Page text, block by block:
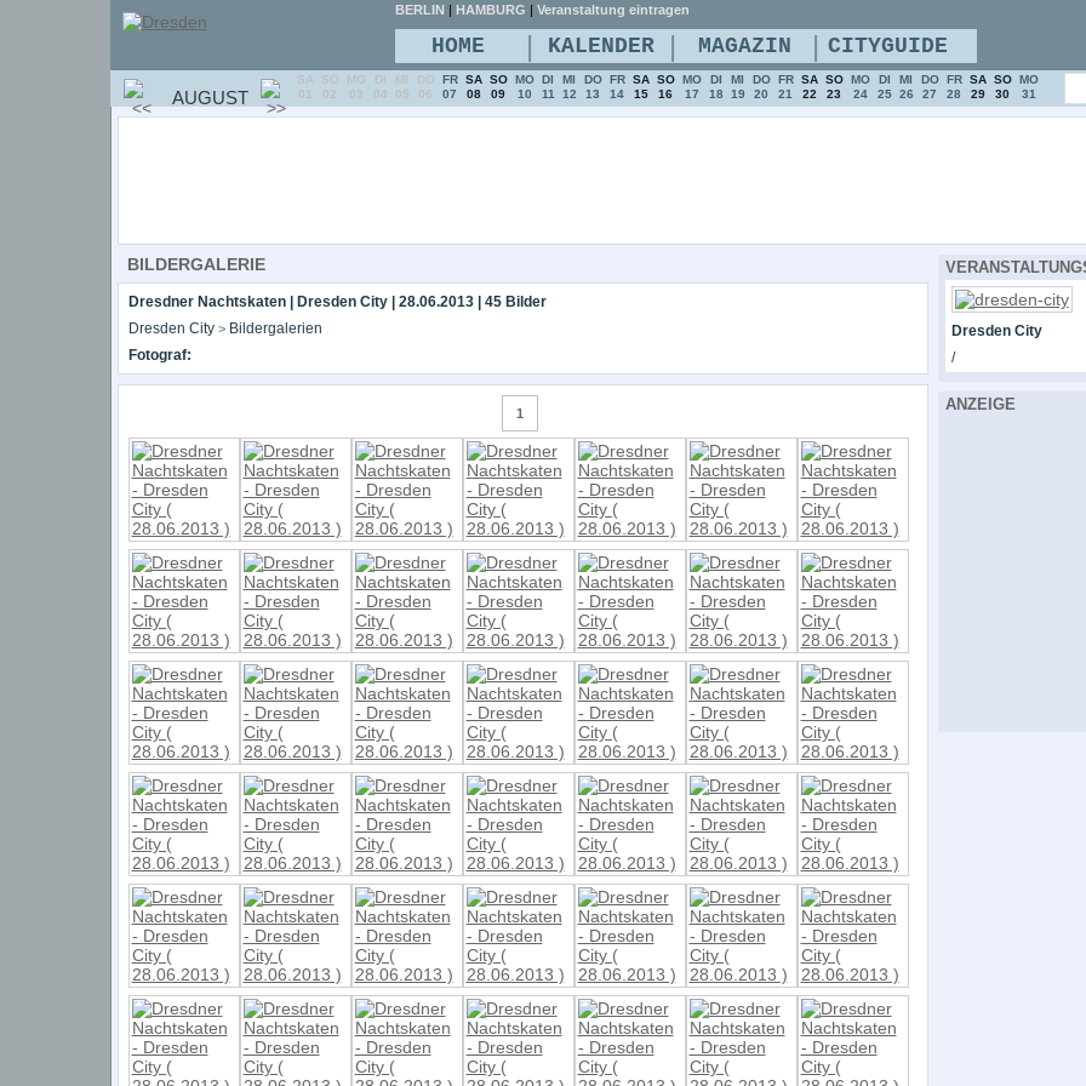
BILDERGALERIE
Dresdner Nachtskaten | Dresden City | 28.06.2013 | 45 Bilder
Dresden City > Bildergalerien
Fotograf:
1
Dresden City
/
ANZEIGE
BERLIN | HAMBURG | Veranstaltung eintragen
HOME | KALENDER | MAGAZIN | CITYGUIDE
AUGUST
SA
01
SO
02
MO
03
DI
04
MI
05
DO
06
FR
07
SA
08
SO
09
MO
10
DI
11
MI
12
DO
13
FR
14
SA
15
SO
16
MO
17
DI
18
MI
19
DO
20
FR
21
SA
22
SO
23
MO
24
DI
25
MI
26
DO
27
FR
28
SA
29
SO
30
MO
31